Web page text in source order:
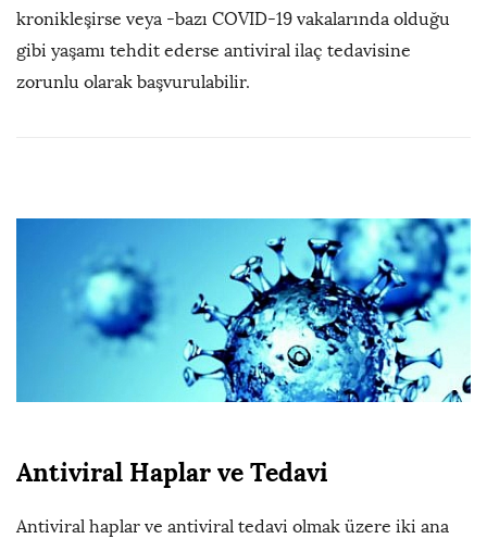
kronikleşirse veya -bazı COVID-19 vakalarında olduğu
gibi yaşamı tehdit ederse antiviral ilaç tedavisine
zorunlu olarak başvurulabilir.
Antiviral Haplar ve Tedavi
Antiviral haplar ve antiviral tedavi olmak üzere iki ana